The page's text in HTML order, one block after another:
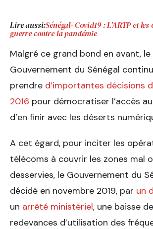
Lire aussi:Sénégal- Covid19 : L’ARTP et
guerre contre la pandémie
Malgré ce grand bond en avant, le
Gouvernement du Sénégal
prendre d’importantes décisions
2016 pour démocratiser l’accès
d’en finir avec les déserts
A cet égard, pour inciter les
télécoms à couvrir les zones mal
desservies, le Gouvernement du
décidé en novembre 2019, par un
un arrêté ministériel, une baisse
redevances d’utilisation des